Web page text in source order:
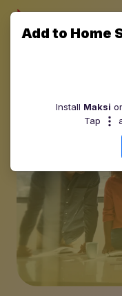
Add to Home
Install Maksi
Tap